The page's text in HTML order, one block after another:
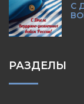
С
РАЗДЕЛЫ